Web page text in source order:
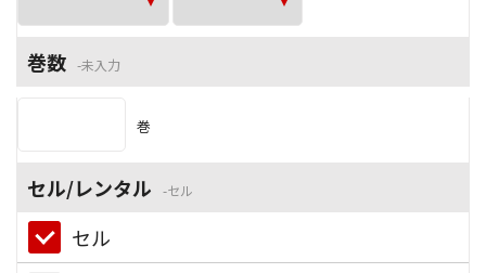
巻数 未入力
巻
セル/レンタル セル
セル